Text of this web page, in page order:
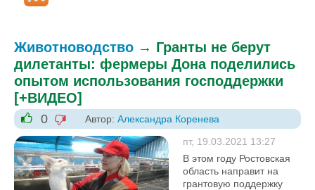
Животноводство → Гранты не берут
дилетанты: фермеры Дона поделились
опытом использования господдержки
[+ВИДЕО]
+1
0
-1
Автор: Александра Коренева
пт, 19.03.2021 13:27
В этом году Ростовская
область направит на
грантовую поддержку